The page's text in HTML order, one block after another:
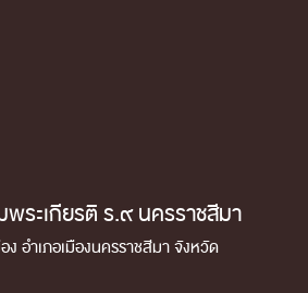
ระเกียรติ ร.๙ นครราชสีมา
ง อำเภอเมืองนครราชสีมา จังหวัด